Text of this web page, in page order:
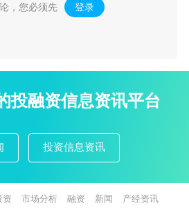
，您必须先 登录 。
投融资信息资讯平台
投资信息资讯
资 市场分析 融资 新闻 产经资讯